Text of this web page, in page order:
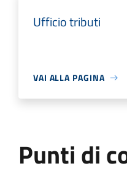
Ufficio tributi
VAI ALLA PAGINA
Punti di